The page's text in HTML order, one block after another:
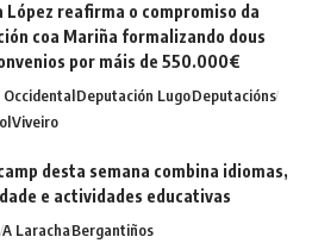
López reafirma o compromiso da
coa Mariña formalizando dous
por máis de 550.000€
Deputación LugoDeputacións
Viveiro
desta semana combina idiomas,
e actividades educativas
A LarachaBergantiños